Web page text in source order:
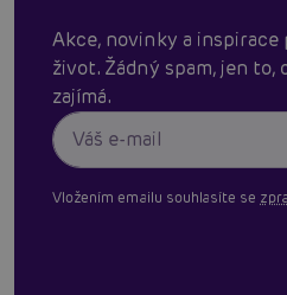
Akce, novinky a
život. Žádný spam, jen
zajímá.
Vložením emailu souhlasíte se